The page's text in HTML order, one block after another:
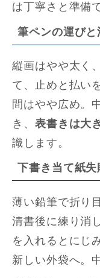
は丁寧さと準備
筆ペンの運びと
縦画はやや太く
て、止めと払い
間はやや広め。
き、 表書きは大
識します。
下書き当て紙
薄い鉛筆で折り
清書後に練り消
を入れるとにじ
新しい外袋へ。